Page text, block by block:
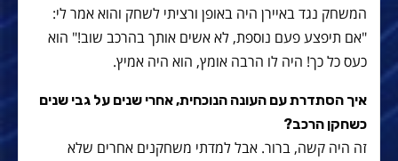
המשחק נגד באיירן היה באופן ורציתי לשחק והוא אמר לי:
"אם תיפצע פעם נוספת, לא אשים אותך בהרכב שוב!" הוא
כעס כל כך! היה לו הרבה אומץ, הוא היה אמיץ.
איך הסתדרת עם העונה הנוכחית, אחרי שנים על גבי שנים
כשחקן הרכב?
זה היה קשה, ברור. אבל למדתי משחקנים אחרים שלא